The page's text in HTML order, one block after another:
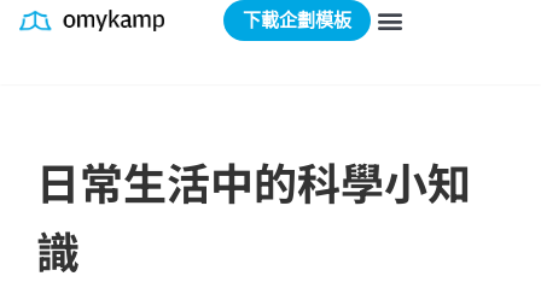
下載企劃模板
日常生活中的科學小知
識